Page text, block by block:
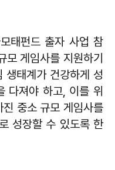
태펀드 출자 사업 참
게임사를 지원하기
생태계가 건강하게 성
다져야 하고, 이를 위
중소 규모 게임사를
성장할 수 있도록 한